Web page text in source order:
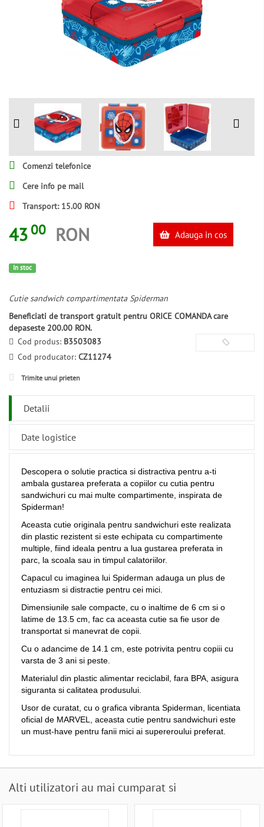
Comenzi telefonice
Cere info pe mail
Transport: 15.00 RON
43 00 RON Adauga in cos
In stoc
Cutie sandwich compartimentata Spiderman
Beneficiati de transport gratuit pentru ORICE COMANDA care
depaseste 200.00 RON.
Cod produs: B3503083
Cod producator: CZ11274
Trimite unui prieten
Detalii
Date logistice
Descopera o solutie practica si distractiva pentru a-ti
ambala gustarea preferata a copiilor cu cutia pentru
sandwichuri cu mai multe compartimente, inspirata de
Spiderman!
Aceasta cutie originala pentru sandwichuri este realizata
din plastic rezistent si este echipata cu compartimente
multiple, fiind ideala pentru a lua gustarea preferata in
parc, la scoala sau in timpul calatoriilor.
Capacul cu imaginea lui Spiderman adauga un plus de
entuziasm si distractie pentru cei mici.
Dimensiunile sale compacte, cu o inaltime de 6 cm si o
latime de 13.5 cm, fac ca aceasta cutie sa fie usor de
transportat si manevrat de copii.
Cu o adancime de 14.1 cm, este potrivita pentru copiii cu
varsta de 3 ani si peste.
Materialul din plastic alimentar reciclabil, fara BPA, asigura
siguranta si calitatea produsului.
Usor de curatat, cu o grafica vibranta Spiderman, licentiata
oficial de MARVEL, aceasta cutie pentru sandwichuri este
un must-have pentru fanii mici ai supereroului preferat.
Alti utilizatori au mai cumparat si